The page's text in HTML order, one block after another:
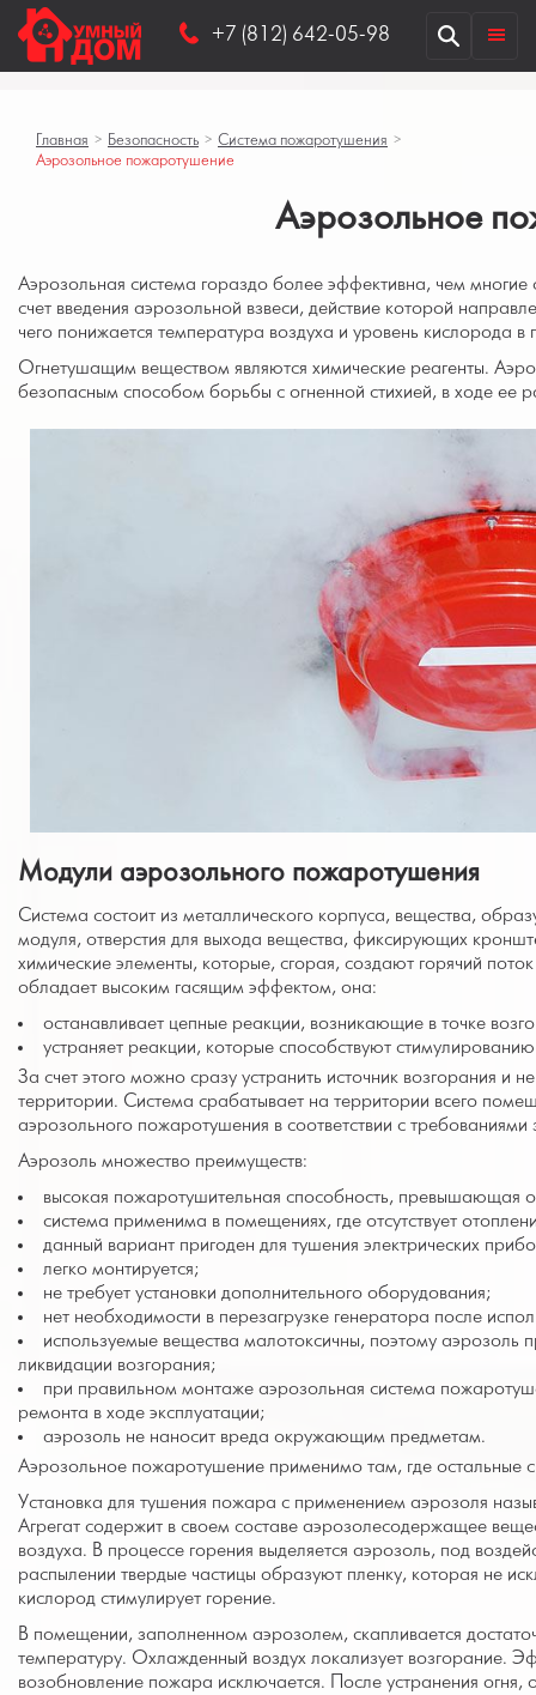
+7 (812) 642-05-98
Главная > Безопасность > Система пожаротушения >
Аэрозольное пожаротушение
Аэрозольное
Аэрозольная система гораздо более эффективна, чем
счет введения аэрозольной взвеси, действие которой
чего понижается температура воздуха и уровень кислорода
Огнетушащим веществом являются химические реагенты.
безопасным способом борьбы с огненной стихией, в ходе ее
Модули аэрозольного пожаротушения
Система состоит из металлического корпуса, вещества,
модуля, отверстия для выхода вещества, фиксирующих
химические элементы, которые, сгорая, создают горячий
обладает высоким гасящим эффектом, она:
останавливает цепные реакции, возникающие в точке
устраняет реакции, которые способствуют
За счет этого можно сразу устранить источник возгорания и
территории. Система срабатывает на территории всего
аэрозольного пожаротушения в соответствии с требованиями
Аэрозоль множество преимуществ:
высокая пожаротушительная способность, превышающая
система применима в помещениях, где отсутствует
данный вариант пригоден для тушения электрических
легко монтируется;
не требует установки дополнительного оборудования;
нет необходимости в перезагрузке генератора после
используемые вещества малотоксичны, поэтому аэрозоль
ликвидации возгорания;
при правильном монтаже аэрозольная система
ремонта в ходе эксплуатации;
аэрозоль не наносит вреда окружающим предметам.
Аэрозольное пожаротушение применимо там, где остальные
Установка для тушения пожара с применением аэрозоля
Агрегат содержит в своем составе аэрозолесодержащее
воздуха. В процессе горения выделяется аэрозоль, под
распылении твердые частицы образуют пленку, которая не
кислород стимулирует горение.
В помещении, заполненном аэрозолем, скапливается
температуру. Охлажденный воздух локализует возгорание.
возобновление пожара исключается. После устранения